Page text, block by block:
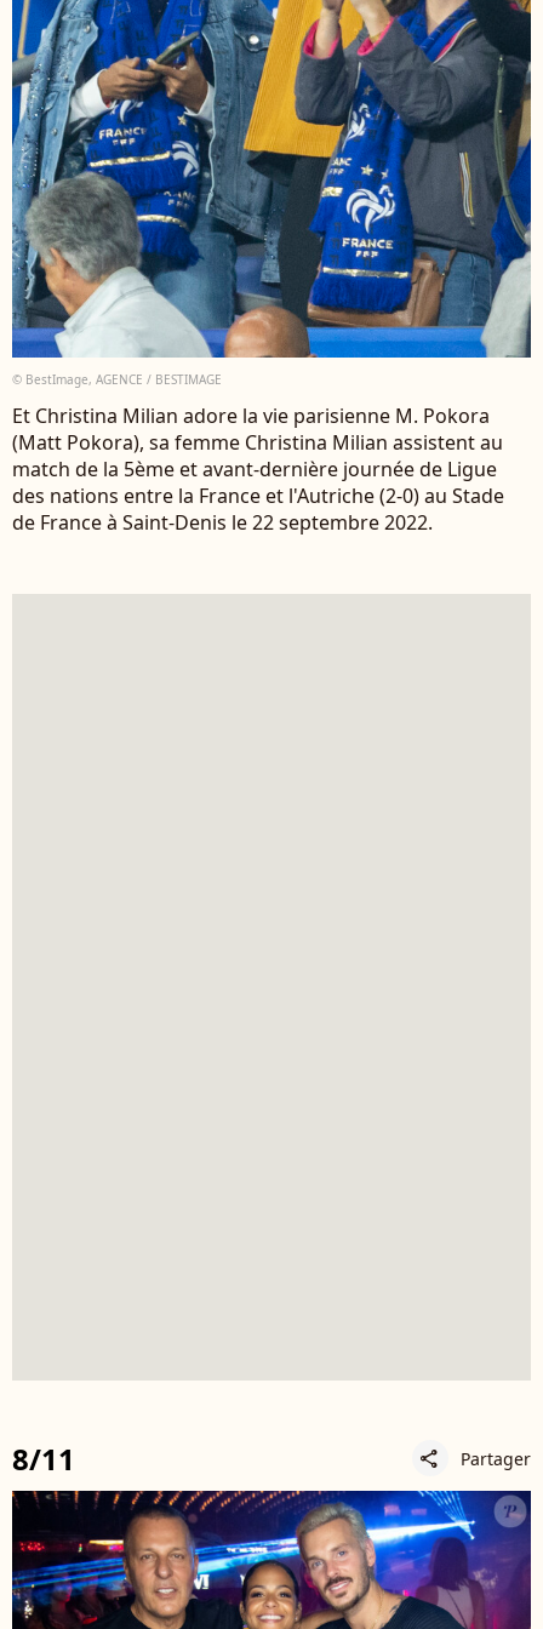
© BestImage, AGENCE / BESTIMAGE
Et Christina Milian adore la vie parisienne M. Pokora
(Matt Pokora), sa femme Christina Milian assistent au
match de la 5ème et avant-dernière journée de Ligue
des nations entre la France et l'Autriche (2-0) au Stade
de France à Saint-Denis le 22 septembre 2022.
8/11 share Partager